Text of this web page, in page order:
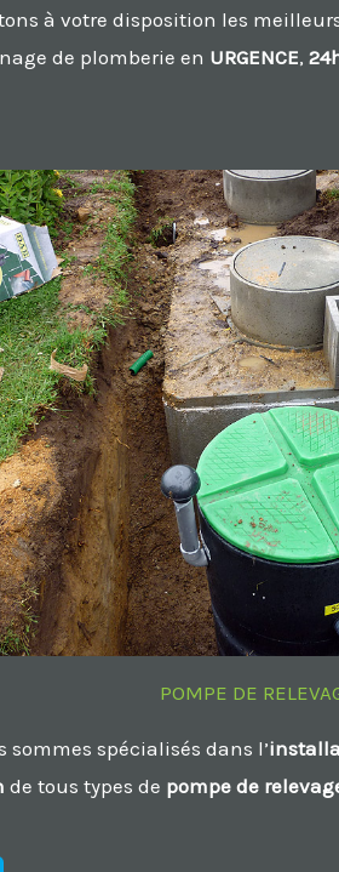
à votre disposition les
de plomberie en URGENCE,
POMPE DE
sommes spécialisés dans l’
de tous types de pompe de